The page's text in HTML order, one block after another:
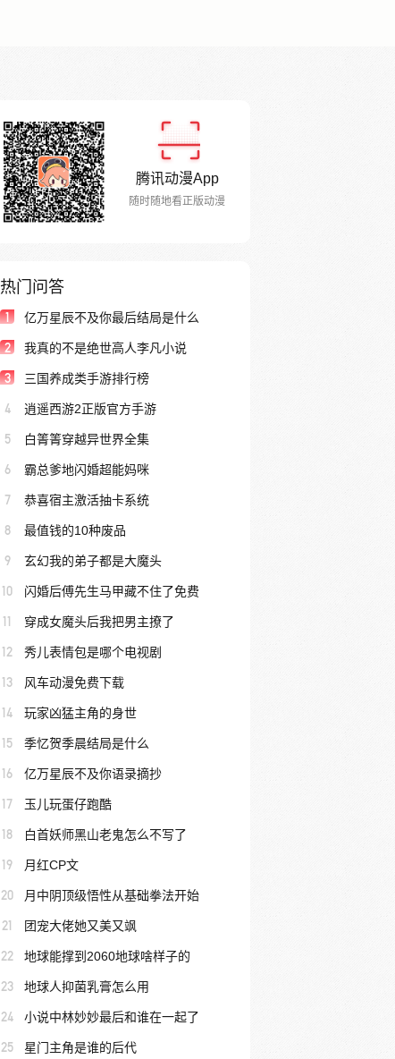
腾讯动漫App
随时随地看正版动漫
热门问答
1 亿万星辰不及你最后结局是什么
2 我真的不是绝世高人李凡小说
3 三国养成类手游排行榜
4 逍遥西游2正版官方手游
5 白箐箐穿越异世界全集
6 霸总爹地闪婚超能妈咪
7 恭喜宿主激活抽卡系统
8 最值钱的10种废品
9 玄幻我的弟子都是大魔头
10 闪婚后傅先生马甲藏不住了免费
11 穿成女魔头后我把男主撩了
12 秀儿表情包是哪个电视剧
13 风车动漫免费下载
14 玩家凶猛主角的身世
15 季忆贺季晨结局是什么
16 亿万星辰不及你语录摘抄
17 玉儿玩蛋仔跑酷
18 白首妖师黑山老鬼怎么不写了
19 月红CP文
20 月中阴顶级悟性从基础拳法开始
21 团宠大佬她又美又飒
22 地球能撑到2060地球啥样子的
23 地球人抑菌乳膏怎么用
24 小说中林妙妙最后和谁在一起了
25 星门主角是谁的后代